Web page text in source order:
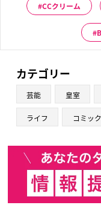
CCクリーム
カテゴリー
芸能 皇室
ライフ コミック